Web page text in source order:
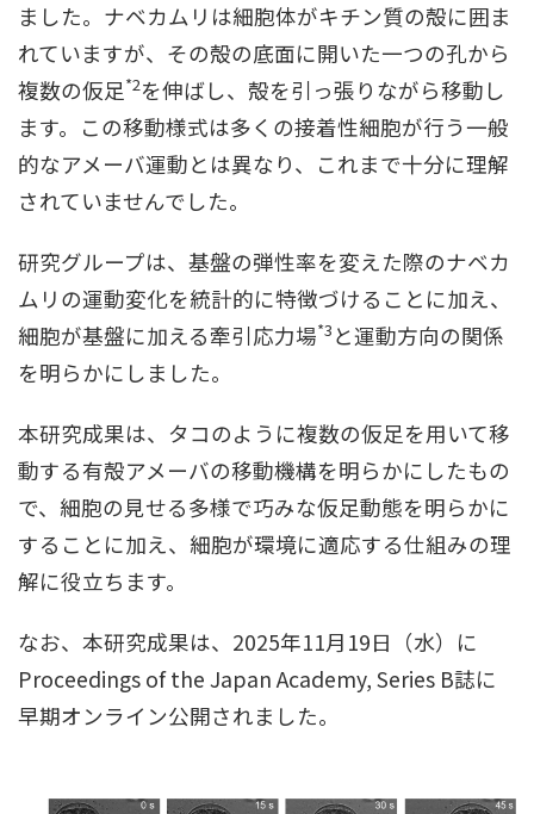
ました。ナベカムリは細胞体がキチン質の殻に囲ま
れていますが、その殻の底面に開いた一つの孔から
複数の仮足*2を伸ばし、殻を引っ張りながら移動し
ます。この移動様式は多くの接着性細胞が行う一般
的なアメーバ運動とは異なり、これまで十分に理解
されていませんでした。
研究グループは、基盤の弾性率を変えた際のナベカ
ムリの運動変化を統計的に特徴づけることに加え、
細胞が基盤に加える牽引応力場*3 と運動方向の関係
を明らかにしました。
本研究成果は、タコのように複数の仮足を用いて移
動する有殻アメーバの移動機構を明らかにしたもの
で、細胞の見せる多様で巧みな仮足動態を明らかに
することに加え、細胞が環境に適応する仕組みの理
解に役立ちます。
なお、本研究成果は、2025年11月19日（水）に
Proceedings of the Japan Academy, Series B誌に
早期オンライン公開されました。